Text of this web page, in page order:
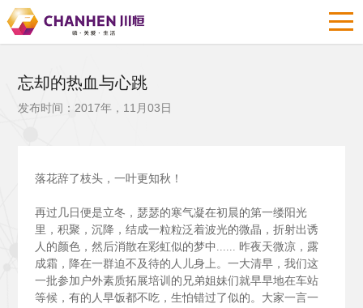
忘却的热血与心跳
发布时间：2017年，11月03日
落花辞了枝头，一叶更知秋！
再过几日便是立冬，瑟瑟的寒气凝在初晨的第一缕阳光
里，积聚，沉降，结成一粒粒泛着波光的微晶，折射出诱
人的颜色，然后消散在彩虹似的梦中...... 昨夜天微凉，露
成霜，降在一群迫不及待的人儿身上。一大清早，我们这
一批参加户外素质拓展培训的兄弟姐妹们就早早地在车站
等候，有的人早饭都不吃，生怕错过了似的。大家一言一